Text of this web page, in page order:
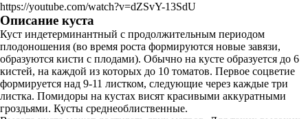
https://youtube.com/watch?v=dZSvY-13SdU
Описание куста
Куст индетерминантный с продолжительным периодом
плодоношения (во время роста формируются новые завязи,
образуются кисти с плодами). Обычно на кусте образуется до 6
кистей, на каждой из которых до 10 томатов. Первое соцветие
формируется над 9-11 листком, следующие через каждые три
листка. Помидоры на кустах висят красивыми аккуратными
гроздьями. Кусты среднеоблиственные.